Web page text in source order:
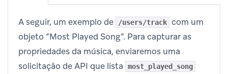
A seguir, um exemplo de /users/track com um
objeto “Most Played Song”. Para capturar as
propriedades da música, enviaremos uma
solicitação de API que lista
most_played_song